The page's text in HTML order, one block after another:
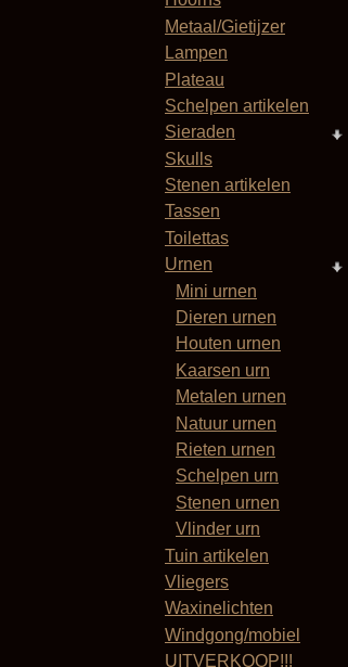
Metaal/Gietijzer
Lampen
Plateau
Schelpen artikelen
Sieraden
Skulls
Stenen artikelen
Tassen
Toilettas
Urnen
Mini urnen
Dieren urnen
Houten urnen
Kaarsen urn
Metalen urnen
Natuur urnen
Rieten urnen
Schelpen urn
Stenen urnen
Vlinder urn
Tuin artikelen
Vliegers
Waxinelichten
Windgong/mobiel
UITVERKOOP!!!